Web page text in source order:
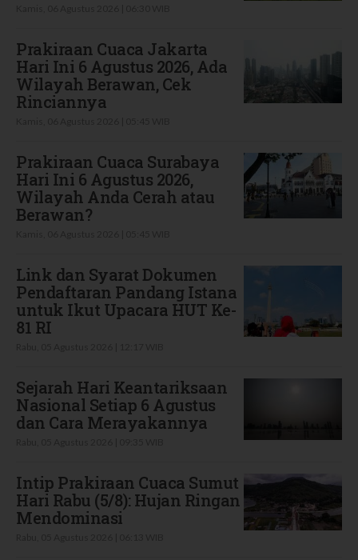
Prakiraan Cuaca Jakarta
Hari Ini 6 Agustus 2026, Ada
Wilayah Berawan, Cek
Rinciannya
Prakiraan Cuaca Surabaya
Hari Ini 6 Agustus 2026,
Wilayah Anda Cerah atau
Berawan?
Link dan Syarat Dokumen
Pendaftaran Pandang Istana
untuk Ikut Upacara HUT Ke-
81 RI
Sejarah Hari Keantariksaan
Nasional Setiap 6 Agustus
dan Cara Merayakannya
Intip Prakiraan Cuaca Sumut
Hari Rabu (5/8): Hujan Ringan
Mendominasi